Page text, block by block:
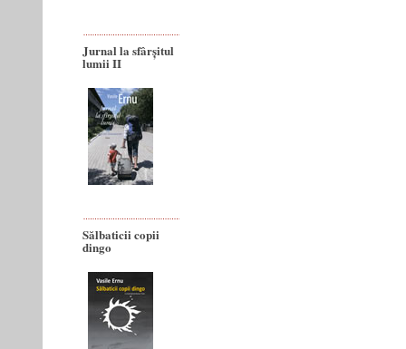
Jurnal la sfârșitul
lumii II
Sălbaticii copii
dingo